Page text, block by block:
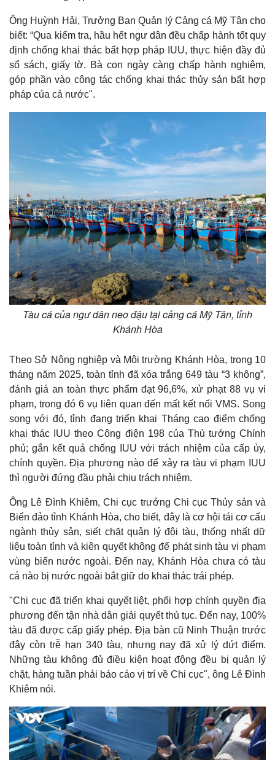
Kinh tế
Bất động sản
Khởi nghiệp
Thị trường
Giá vàng
Tiêu dùng
Tỷ giá
Chứng khoán
Ông Huỳnh Hải, Trưởng Ban Quản lý Cảng cá Mỹ Tân cho
biết: “Qua kiểm tra, hầu hết ngư dân đều chấp hành tốt quy
định chống khai thác bất hợp pháp IUU, thực hiện đầy đủ
sổ sách, giấy tờ. Bà con ngày càng chấp hành nghiêm,
góp phần vào công tác chống khai thác thủy sản bất hợp
pháp của cả nước".
Tàu cá của ngư dân neo đậu tại cảng cá Mỹ Tân, tỉnh
Khánh Hòa
Theo Sở Nông nghiệp và Môi trường Khánh Hòa, trong 10
tháng năm 2025, toàn tỉnh đã xóa trắng 649 tàu “3 không”,
đánh giá an toàn thực phẩm đạt 96,6%, xử phạt 88 vụ vi
phạm, trong đó 6 vụ liên quan đến mất kết nối VMS. Song
song với đó, tỉnh đang triển khai Tháng cao điểm chống
khai thác IUU theo Công điện 198 của Thủ tướng Chính
phủ; gắn kết quả chống IUU với trách nhiệm của cấp ủy,
chính quyền. Địa phương nào để xảy ra tàu vi phạm IUU
thì người đứng đầu phải chịu trách nhiệm.
Ông Lê Đình Khiêm, Chi cục trưởng Chi cục Thủy sản và
Biển đảo tỉnh Khánh Hòa, cho biết, đây là cơ hội tái cơ cấu
ngành thủy sản, siết chặt quản lý đội tàu, thống nhất dữ
liệu toàn tỉnh và kiên quyết không để phát sinh tàu vi phạm
vùng biển nước ngoài. Đến nay, Khánh Hòa chưa có tàu
cá nào bị nước ngoài bắt giữ do khai thác trái phép.
"Chi cục đã triển khai quyết liệt, phối hợp chính quyền địa
phương đến tận nhà dân giải quyết thủ tục. Đến nay, 100%
tàu đã được cấp giấy phép. Địa bàn cũ Ninh Thuận trước
đây còn trễ hạn 340 tàu, nhưng nay đã xử lý dứt điểm.
Những tàu không đủ điều kiện hoạt động đều bị quản lý
chặt, hàng tuần phải báo cáo vị trí về Chi cục", ông Lê Đình
Khiêm nói.